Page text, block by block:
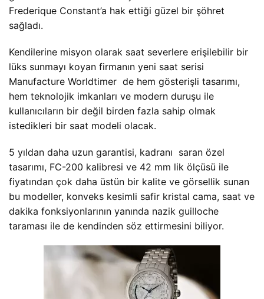
Frederique Constant’a hak ettiği güzel bir şöhret
sağladı.
Kendilerine misyon olarak saat severlere erişilebilir bir
lüks sunmayı koyan firmanın yeni saat serisi
Manufacture Worldtimer de hem gösterişli tasarımı,
hem teknolojik imkanları ve modern duruşu ile
kullanıcıların bir değil birden fazla sahip olmak
istedikleri bir saat modeli olacak.
5 yıldan daha uzun garantisi, kadranı saran özel
tasarımı, FC-200 kalibresi ve 42 mm lik ölçüsü ile
fiyatından çok daha üstün bir kalite ve görsellik sunan
bu modeller, konveks kesimli safir kristal cama, saat ve
dakika fonksiyonlarının yanında nazik guilloche
taraması ile de kendinden söz ettirmesini biliyor.